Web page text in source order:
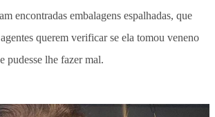
encontradas embalagens espalhadas, que
querem verificar se ela tomou veneno
pudesse lhe fazer mal.